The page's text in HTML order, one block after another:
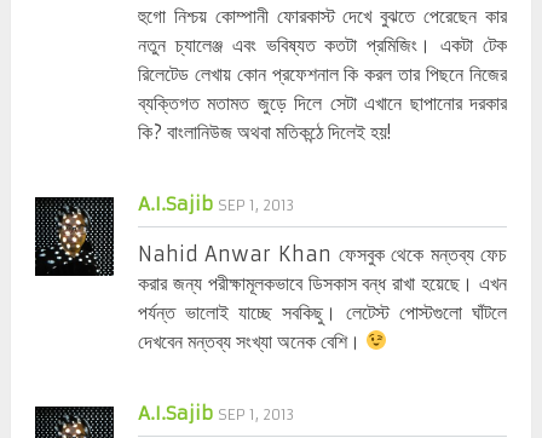
হুগো নিশ্চয় কোম্পানী ফোরকাস্ট দেখে বুঝতে পেরেছেন কার
নতুন চ্যালেঞ্জ এবং ভবিষ্যত কতটা প্রমিজিং। একটা টেক
রিলেটেড লেখায় কোন প্রফেশনাল কি করল তার পিছনে নিজের
ব্যক্তিগত মতামত জুড়ে দিলে সেটা এখানে ছাপানোর দরকার
কি? বাংলানিউজ অথবা মতিকন্ঠে দিলেই হয়!
A.I.Sajib SEP 1, 2013
Nahid Anwar Khan ফেসবুক থেকে মন্তব্য ফেচ
করার জন্য পরীক্ষামূলকভাবে ডিসকাস বন্ধ রাখা হয়েছে। এখন
পর্যন্ত ভালোই যাচ্ছে সবকিছু। লেটেস্ট পোস্টগুলো ঘাঁটলে
দেখবেন মন্তব্য সংখ্যা অনেক বেশি।
A.I.Sajib SEP 1, 2013